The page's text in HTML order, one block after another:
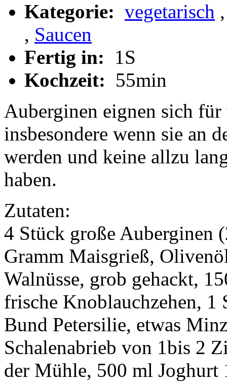
Kategorie: vegetarisch
, Saucen
Fertig in:
1S
Kochzeit: 55min
Auberginen eignen sich
insbesondere wenn sie an
werden und keine allzu
haben.
Zutaten:
4 Stück große Auberginen
Gramm Maisgrieß,
Walnüsse, grob gehackt,
frische Knoblauchzehen,
Bund Petersilie, etwas
Schalenabrieb von 1bis 2
der Mühle, 500 ml Joghurt